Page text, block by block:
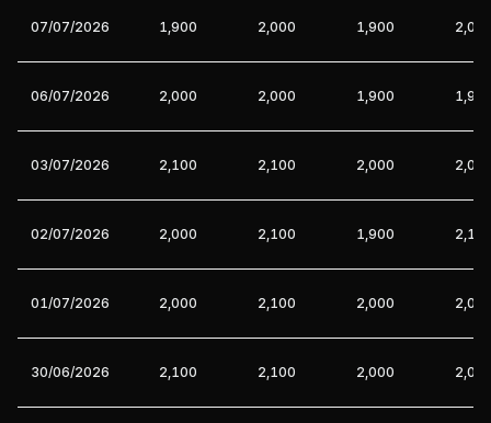
07/07/2026 1,900 2,000 1,900
06/07/2026 2,000 2,000 1,900
03/07/2026 2,100 2,100 2,000
02/07/2026 2,000 2,100 1,900
01/07/2026 2,000 2,100 2,000
30/06/2026 2,100 2,100 2,000